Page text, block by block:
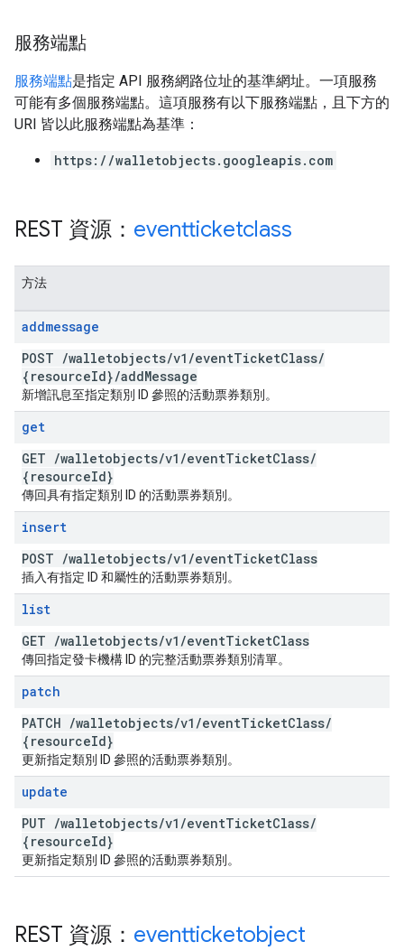
服務端點
服務端點是指定 API 服務網路位址的基準網址。一項服務
可能有多個服務端點。這項服務有以下服務端點，且下方的
URI 皆以此服務端點為基準：
https://walletobjects.googleapis.com
REST 資源： eventticketclass
方法
addmessage
POST /walletobjects/v1 /eventTicketClass/
{resourceId}/addMessage
新增訊息至指定類別 ID 參照的活動票券類別。
get
GET /walletobjects/v1 /eventTicketClass/
{resourceId}
傳回具有指定類別 ID 的活動票券類別。
insert
POST /walletobjects/v1 /eventTicketClass
插入有指定 ID 和屬性的活動票券類別。
list
GET /walletobjects/v1 /eventTicketClass
傳回指定發卡機構 ID 的完整活動票券類別清單。
patch
PATCH /walletobjects/v1 /eventTicketClass/
{resourceId}
更新指定類別 ID 參照的活動票券類別。
update
PUT /walletobjects/v1 /eventTicketClass/
{resourceId}
更新指定類別 ID 參照的活動票券類別。
REST 資源： eventticketobject